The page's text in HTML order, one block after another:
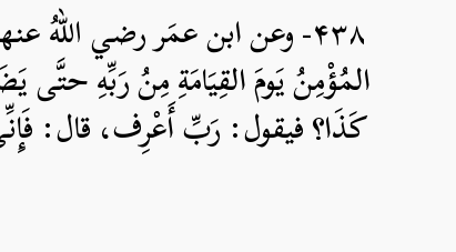
۴۳۸- وعن ابن عمَر رضي اللهُ
المُؤْمِنُ يَومَ القِيَامَةِ مِنُ رَبِّهِ
كَذَا؟ فيقول: رَبِّ أَعْرِف، قال: